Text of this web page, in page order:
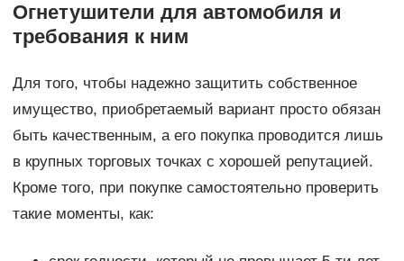
Огнетушители для автомобиля и
требования к ним
Для того, чтобы надежно защитить собственное
имущество, приобретаемый вариант просто обязан
быть качественным, а его покупка проводится лишь
в крупных торговых точках с хорошей репутацией.
Кроме того, при покупке самостоятельно проверить
такие моменты, как: